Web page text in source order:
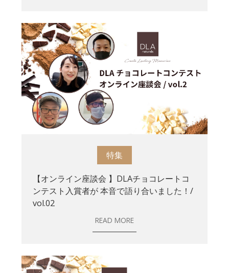
特集
【オンライン座談会 】DLAチョコレートコ
ンテスト入賞者が 本音で語り合いました！/
vol.02
READ MORE